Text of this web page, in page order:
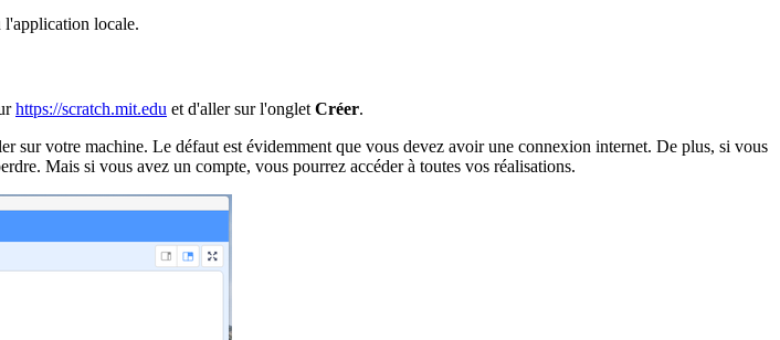
l'application locale.
https://scratch.mit.edu et d'aller sur l'onglet Créer.
sur votre machine. Le défaut est évidemment que vous devez avoir une connexion internet. De plus, si vous
Mais si vous avez un compte, vous pourrez accéder à toutes vos réalisations.